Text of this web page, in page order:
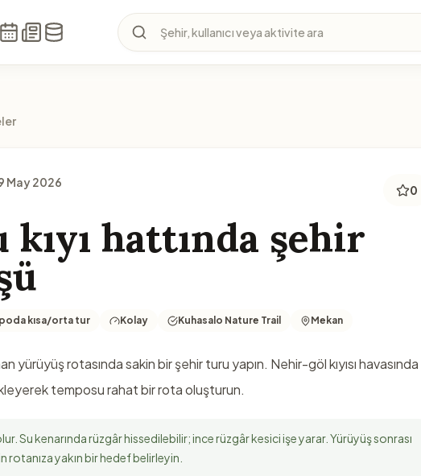
Şehir, kullanıcı veya aktivite ara
May 2026
0
kıyı hattında şehir
kısa/orta tur Kolay Kuhasalo Nature Trail Mekan
yürüyüş rotasında sakin bir şehir turu yapın. Nehir-göl kıyısı havasında
temposu rahat bir rota oluşturun.
Su kenarında rüzgâr hissedilebilir; ince rüzgâr kesici işe yarar. Yürüyüş sonrası
yakın bir hedef belirleyin.